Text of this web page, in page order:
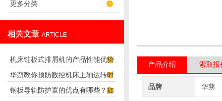
更多分类
相关文章 ARTICLE
机床链板式排屑机的产品性能优势
及用途
华蒴教你预防数控机床主轴运转时
的噪声
钢板导轨防护罩的优点有哪些？如
产品介绍 索取报
品牌 华蒴